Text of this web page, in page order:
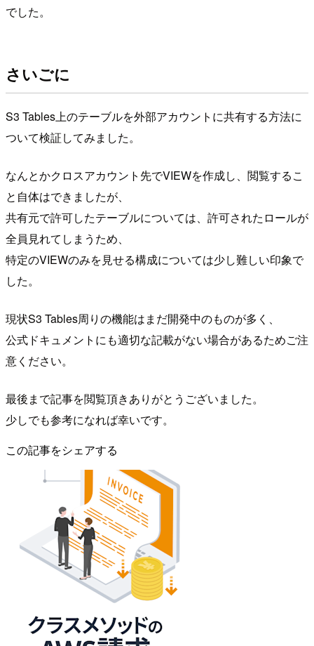
でした。
さいごに
S3 Tables上のテーブルを外部アカウントに共有する方法に
ついて検証してみました。
なんとかクロスアカウント先でVIEWを作成し、閲覧するこ
と自体はできましたが、
共有元で許可したテーブルについては、許可されたロールが
全員見れてしまうため、
特定のVIEWのみを見せる構成については少し難しい印象で
した。
現状S3 Tables周りの機能はまだ開発中のものが多く、
公式ドキュメントにも適切な記載がない場合があるためご注
意ください。
最後まで記事を閲覧頂きありがとうございました。
少しでも参考になれば幸いです。
この記事をシェアする